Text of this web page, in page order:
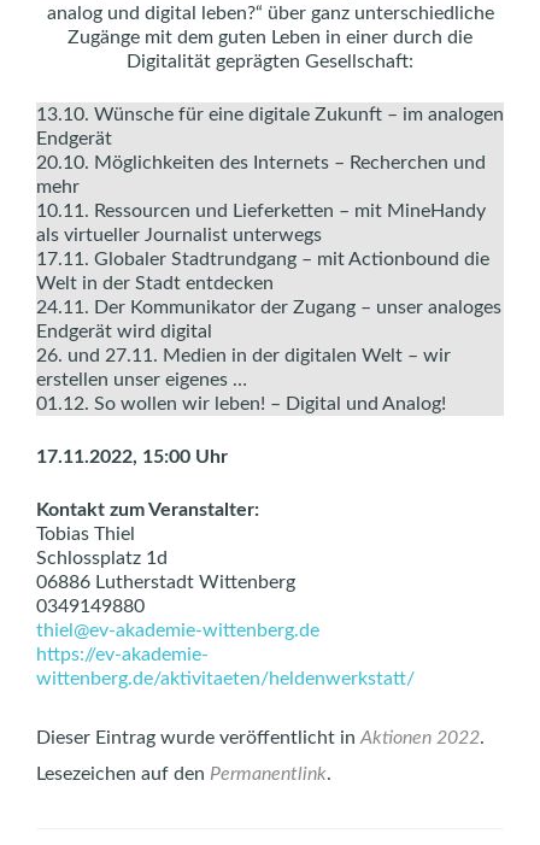
analog und digital leben?“ über ganz unterschiedliche
Zugänge mit dem guten Leben in einer durch die
Digitalität geprägten Gesellschaft:
13.10. Wünsche für eine digitale Zukunft – im analogen
Endgerät
20.10. Möglichkeiten des Internets – Recherchen und
mehr
10.11. Ressourcen und Lieferketten – mit MineHandy
als virtueller Journalist unterwegs
17.11. Globaler Stadtrundgang – mit Actionbound die
Welt in der Stadt entdecken
24.11. Der Kommunikator der Zugang – unser analoges
Endgerät wird digital
26. und 27.11. Medien in der digitalen Welt – wir
erstellen unser eigenes …
01.12. So wollen wir leben! – Digital und Analog!
17.11.2022, 15:00 Uhr
Kontakt zum Veranstalter:
Tobias Thiel
Schlossplatz 1d
06886 Lutherstadt Wittenberg
0349149880
thiel@ev-akademie-wittenberg.de
https://ev-akademie-
wittenberg.de/aktivitaeten/heldenwerkstatt/
Dieser Eintrag wurde veröffentlicht in Aktionen 2022.
Lesezeichen auf den Permanentlink.